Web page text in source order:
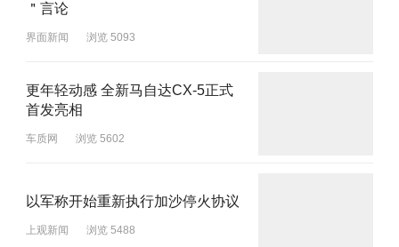
＂言论
界面新闻 浏览 5093
更年轻动感 全新马自达CX-5正式
首发亮相
车质网 浏览 5602
以军称开始重新执行加沙停火协议
上观新闻 浏览 5488